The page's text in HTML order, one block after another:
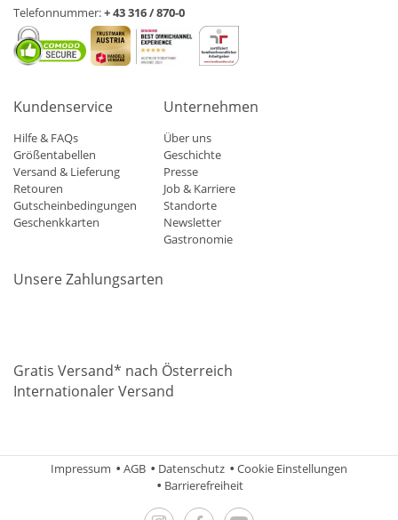
Telefonnummer:+ 43 316 / 870-0
Kundenservice
Hilfe & FAQs
Größentabellen
Versand & Lieferung
Retouren
Gutscheinbedingungen
Geschenkkarten
Unternehmen
Über uns
Geschichte
Presse
Job & Karriere
Standorte
Newsletter
Gastronomie
Unsere Zahlungsarten
Gratis Versand* nach Österreich
Internationaler Versand
Impressum AGB Datenschutz
Cookie Einstellungen
Barrierefreiheit